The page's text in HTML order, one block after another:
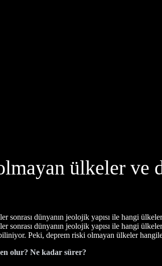
ülkeler ve
sonrası dünyanın jeolojik yapısı ile hangi
sonrası dünyanın jeolojik yapısı ile hangi
Peki, deprem riski olmayan ülkeler
olur? Ne kadar sürer?